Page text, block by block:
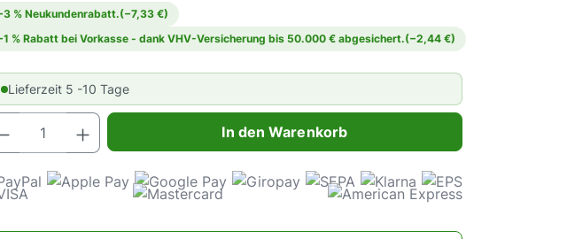
% Neukundenrabatt.(−7,33 €)
% Rabatt bei Vorkasse - dank VHV-Versicherung bis 50.000 € abgesichert.(−2,44 €)
Lieferzeit 5 -10 Tage
Produkt Anzahl: Gib den gewünschten Wert ein oder benutze die Schaltflächen
In den Warenkorb